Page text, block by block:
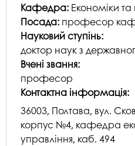
Кафедра: Економіки та
Посада: професор
Науковий ступінь:
доктор наук з
Вчені звання:
професор
Контактна інформація:
36003, Полтава, вул.
корпус №4, кафедра
управління, каб. 494